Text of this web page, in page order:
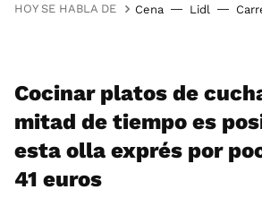
HOY SE HABLA DE Cena Lidl
Cocinar platos de
mitad de tiempo es
esta olla exprés por
41 euros